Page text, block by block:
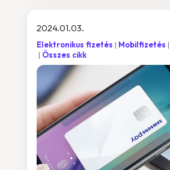
2024.01.03.
Elektronikus fizetés Mobilfizetés
Összes cikk